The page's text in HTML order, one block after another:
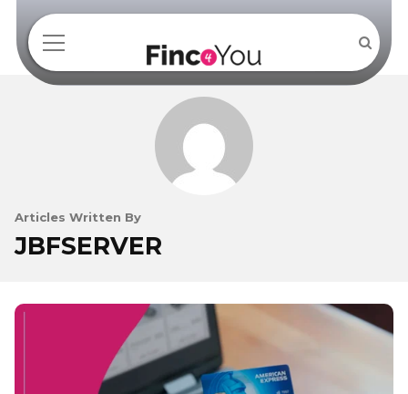
Articles Written By
JBFSERVER